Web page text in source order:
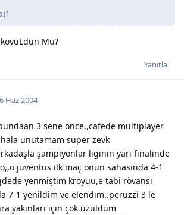
Mu?
Yanıtla
Haz 2004
3 sene önce,,cafede multiplayer
unutamam super zevk
şampıyonlar lıgının yarı fınalınde
juventus ılk maç onun sahasında 4-1
yenmiştim kroyuu,e tabi rövansı
7-1 yenildim ve elendım..peruzzi 3 le
yakınları için çok üzüldüm